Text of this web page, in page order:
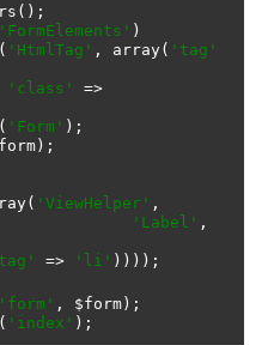
();
'FormElements' )
( 'HtmlTag' , array( 'tag'
'class'
=>
( 'Form' );
);
( 'ViewHelper' ,
'Label' ,
=> 'li' ))));
'form' , $form);
( 'index' );